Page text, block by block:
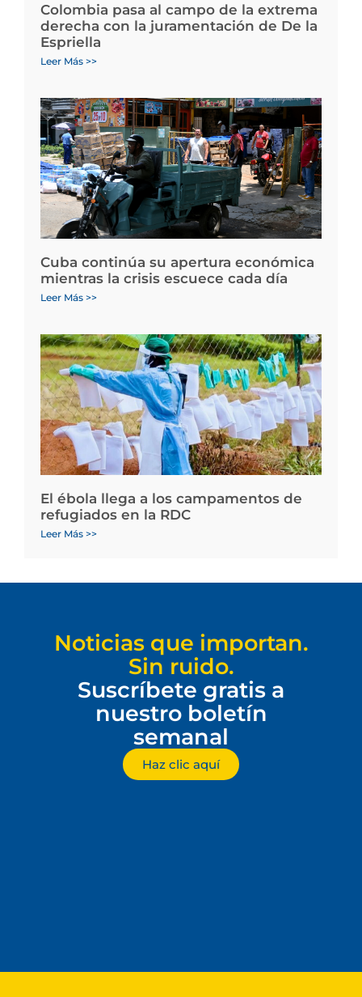
Colombia pasa al campo de la extrema
derecha con la juramentación de De la
Espriella
Leer Más >>
Cuba continúa su apertura económica
mientras la crisis escuece cada día
Leer Más >>
El ébola llega a los campamentos de
refugiados en la RDC
Leer Más >>
Noticias que importan.
Sin ruido.
Suscríbete gratis a
nuestro boletín
semanal
Haz clic aquí